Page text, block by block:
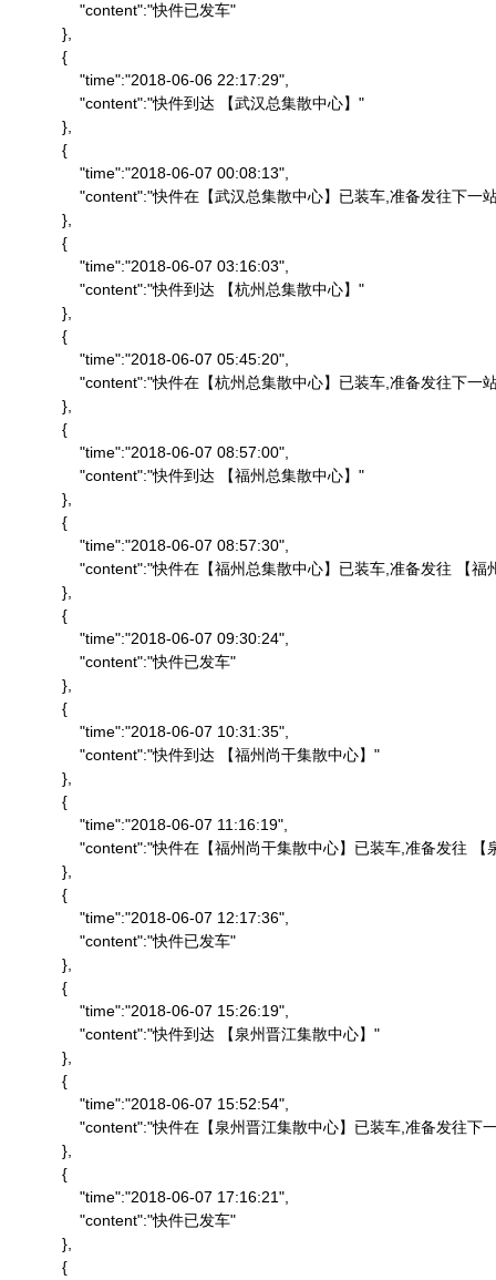
                "content":"快件已发车"
            },
            {
                "time":"2018-06-06 22:17:29",
                "content":"快件到达 【武汉总集散中心】"
            },
            {
                "time":"2018-06-07 00:08:13",
"content":"快件在【武汉总集散中心】已装车,准备发往下一
            },
            {
                "time":"2018-06-07 03:16:03",
                "content":"快件到达 【杭州总集散中心】"
            },
            {
                "time":"2018-06-07 05:45:20",
"content":"快件在【杭州总集散中心】已装车,准备发往下一
            },
            {
                "time":"2018-06-07 08:57:00",
                "content":"快件到达 【福州总集散中心】"
            },
            {
                "time":"2018-06-07 08:57:30",
"content":"快件在【福州总集散中心】已装车,准备发往 【
            },
            {
                "time":"2018-06-07 09:30:24",
                "content":"快件已发车"
            },
            {
                "time":"2018-06-07 10:31:35",
                "content":"快件到达 【福州尚干集散中心】"
            },
            {
                "time":"2018-06-07 11:16:19",
"content":"快件在【福州尚干集散中心】已装车,准备发往
            },
            {
                "time":"2018-06-07 12:17:36",
                "content":"快件已发车"
            },
            {
                "time":"2018-06-07 15:26:19",
                "content":"快件到达 【泉州晋江集散中心】"
            },
            {
                "time":"2018-06-07 15:52:54",
"content":"快件在【泉州晋江集散中心】已装车,准备发往下
            },
            {
                "time":"2018-06-07 17:16:21",
                "content":"快件已发车"
            },
            {